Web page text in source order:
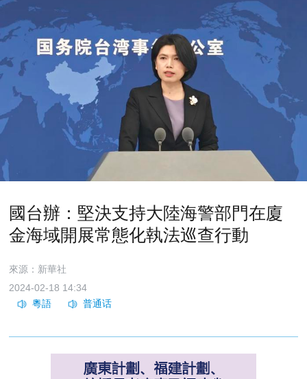
國台辦：堅決支持大陸海警部門在廈
金海域開展常態化執法巡查行動
來源：新華社
2024-02-18 14:34